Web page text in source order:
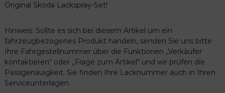
e
f
e
k
t
3
T
Original Skoda Lackspray-Set!
Hinweis: Sollte es sich bei diesem Artikel um ein
fahrzeugbezogenes Produkt handeln, senden Sie uns bitte
Ihre Fahrgestellnummer über die Funktionen „Verkäufer
kontaktieren“ oder „Frage zum Artikel“ und wir prüfen die
Passgenauigkeit. Sie finden Ihre Lacknummer auch in Ihren
Serviceunterlagen.